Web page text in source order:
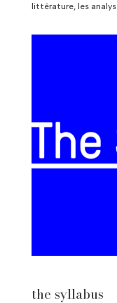
littérature, les
the syllabus